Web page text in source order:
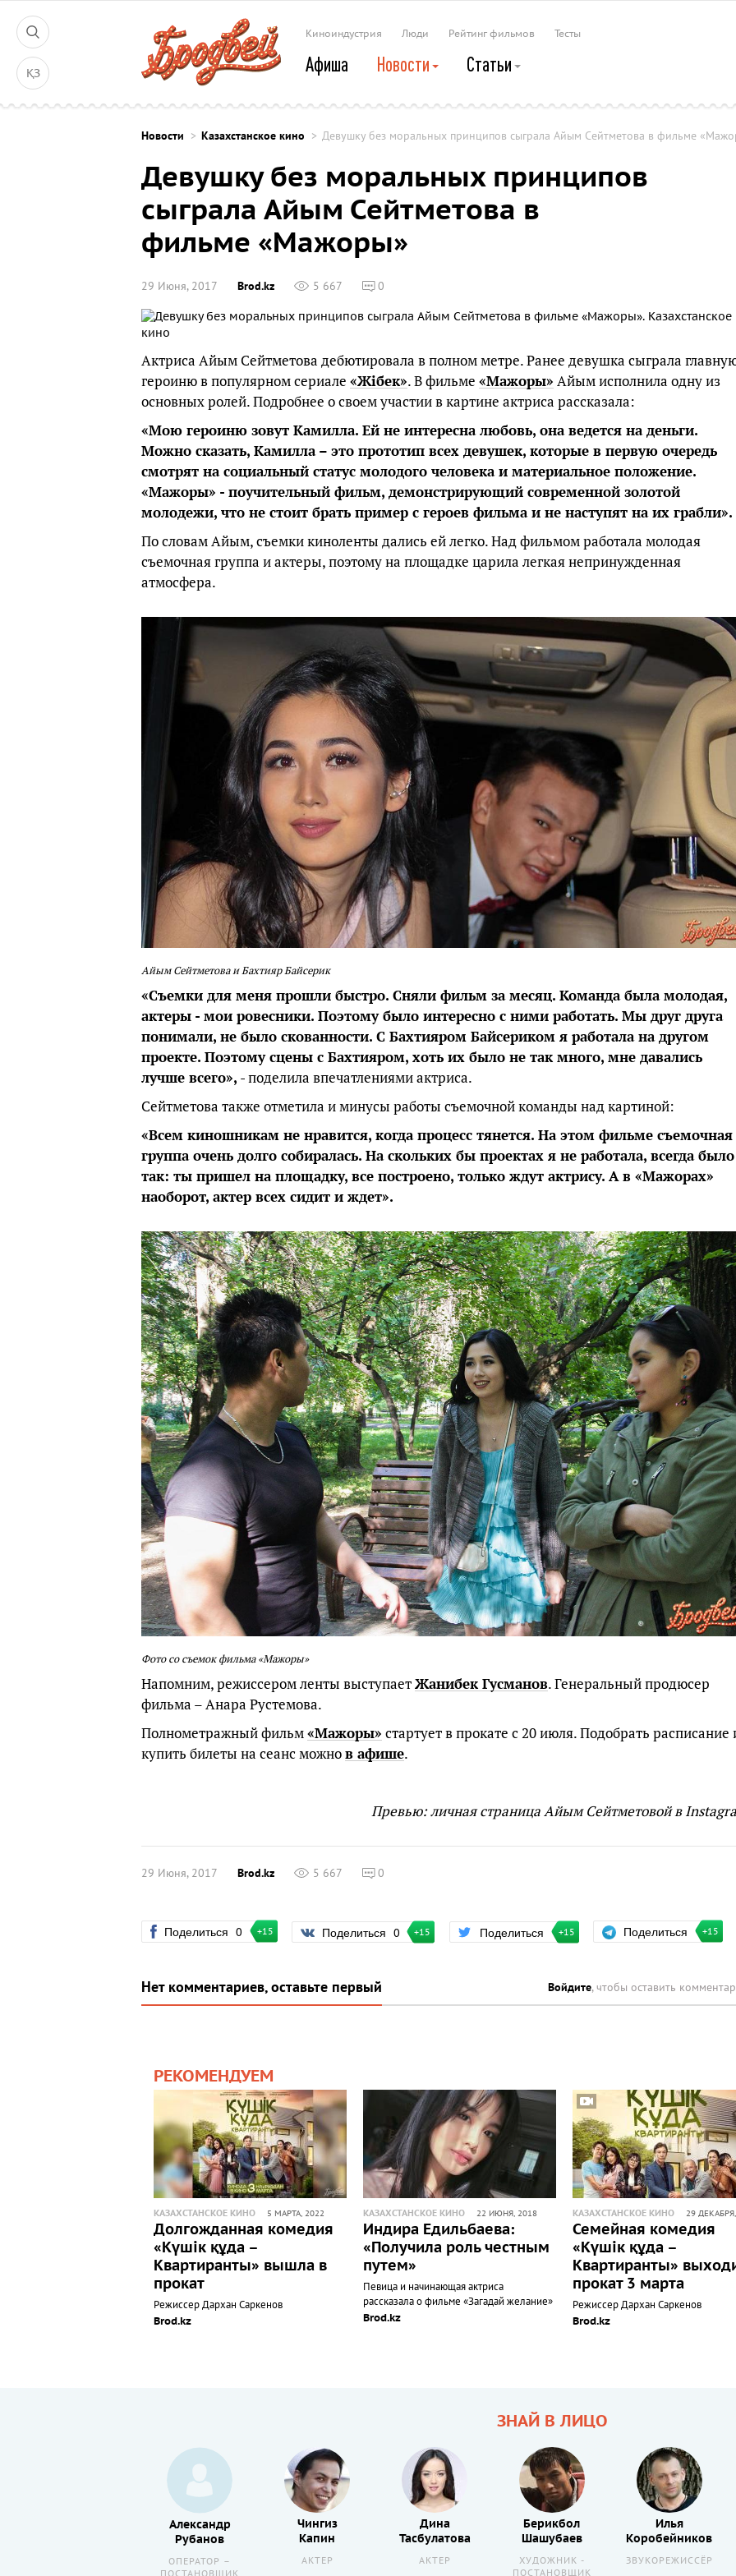
ҚЗ
Киноиндустрия Люди Рейтинг фильмов Тесты
Афиша Новости Статьи
Новости Казахстанское кино Девушку без моральных принципов сыграла Айым Сейтметова в фильме
Девушку без моральных принципов
сыграла Айым Сейтметова в
фильме «Мажоры»
29 Июня, 2017 Brod.kz 5 667 0
Актриса Айым Сейтметова дебютировала в полном метре. Ранее девушка сыграла
героиню в популярном сериале «Жiбек». В фильме «Мажоры» Айым исполнила одну из
основных ролей. Подробнее о своем участии в картине актриса рассказала:
«Мою героиню зовут Камилла. Ей не интересна любовь, она ведется на деньги.
Можно сказать, Камилла – это прототип всех девушек, которые в первую очередь
смотрят на социальный статус молодого человека и материальное положение.
«Мажоры» - поучительный фильм, демонстрирующий современной золотой
молодежи, что не стоит брать пример с героев фильма и не наступят на их грабли».
По словам Айым, съемки киноленты дались ей легко. Над фильмом работала молодая
съемочная группа и актеры, поэтому на площадке царила легкая непринужденная
атмосфера.
Айым Сейтметова и Бахтияр Байсерик
«Съемки для меня прошли быстро. Сняли фильм за месяц. Команда была молодая,
актеры - мои ровесники. Поэтому было интересно с ними работать. Мы друг друга
понимали, не было скованности. С Бахтияром Байсериком я работала на другом
проекте. Поэтому сцены с Бахтияром, хоть их было не так много, мне давались
лучше всего», - поделила впечатлениями актриса.
Сейтметова также отметила и минусы работы съемочной команды над картиной:
«Всем киношникам не нравится, когда процесс тянется. На этом фильме съемочная
группа очень долго собиралась. На скольких бы проектах я не работала, всегда было
так: ты пришел на площадку, все построено, только ждут актрису. А в «Мажорах»
наоборот, актер всех сидит и ждет».
Фото со съемок фильма «Мажоры»
Напомним, режиссером ленты выступаетЖанибек Гусманов. Генеральный продюсер
фильма – Анара Рустемова.
Полнометражный фильм«Мажоры» стартует в прокате с 20 июля. Подобрать расписание
купить билеты на сеанс можнов афише.
Превью: личная страница Айым Сейтметовой в
29 Июня, 2017 Brod.kz 5 667 0
Поделиться 0 +15 Поделиться 0 +15 Поделиться +15 Поделиться +15
Нет комментариев, оставьте первый Войдите, чтобы оставить
РЕКОМЕНДУЕМ
КАЗАХСТАНСКОЕ КИНО 5 МАРТА, 2022
Долгожданная комедия
«Күшік құда –
Квартиранты» вышла в
прокат
Режиссер Дархан Саркенов
Brod.kz
КАЗАХСТАНСКОЕ КИНО 22 ИЮНЯ, 2018
Индира Едильбаева:
«Получила роль честным
путем»
Певица и начинающая актриса
рассказала о фильме «Загадай желание»
Brod.kz
КАЗАХСТАНСКОЕ КИНО 29
Семейная комедия
«Күшiк құда –
Квартиранты»
прокат 3 марта
Режиссер Дархан Саркенов
Brod.kz
ЗНАЙ В ЛИЦО
Александр
Рубанов
ОПЕРАТОР –
Чингиз
Капин
АКТЕР
Дина
Тасбулатова
АКТЕР
Берикбол
Шашубаев
ХУДОЖНИК -
ПОСТАНОВЩИК
Илья
Коробейников
ЗВУКОРЕЖИССЁР